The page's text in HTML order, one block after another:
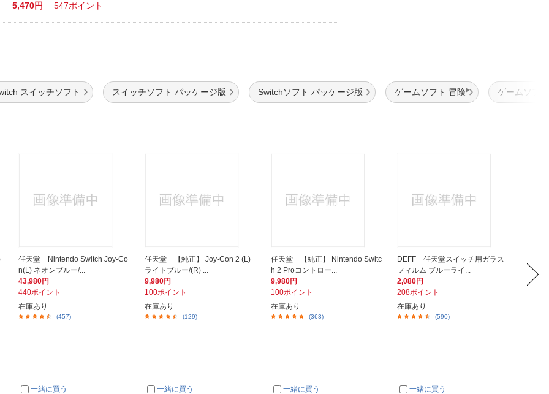
5,470円
547ポイント
スイッチソフト スイッチソフト パッケージ版 Switchソフト パッケージ版 ゲームソフト 冒険 ゲームソフ
任天堂 Nintendo Switch Joy-Co
n(L) ネオンブルー/...
43,980円
440ポイント
在庫あり
(457)
一緒に買う
任天堂 【純正】 Joy-Con 2 (L)
ライトブルー/(R) ...
9,980円
100ポイント
在庫あり
(129)
一緒に買う
任天堂 【純正】 Nintendo Switc
h 2 Proコントロー...
9,980円
100ポイント
在庫あり
(363)
一緒に買う
DEFF 任天堂スイッチ用ガラス
フィルム ブルーライ...
2,080円
208ポイント
在庫あり
(590)
一緒に買う
デル
2,280円